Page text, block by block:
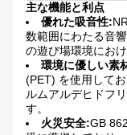
主な機能と利点
優れた吸音性:
数範囲にわたる音
の遊び場環境にお
環境に優しい素
(PET) を使用して
ルムアルデヒドフ
す。
火災安全:GB